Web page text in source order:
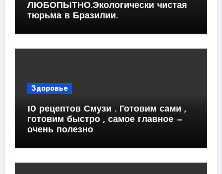
ЛЮБОПЫТНО.Экологически чистая
тюрьма в Бразилии.
Здоровье
10 рецептов Смузи . Готовим сами ,
готовим быстро , самое главное —
очень полезно